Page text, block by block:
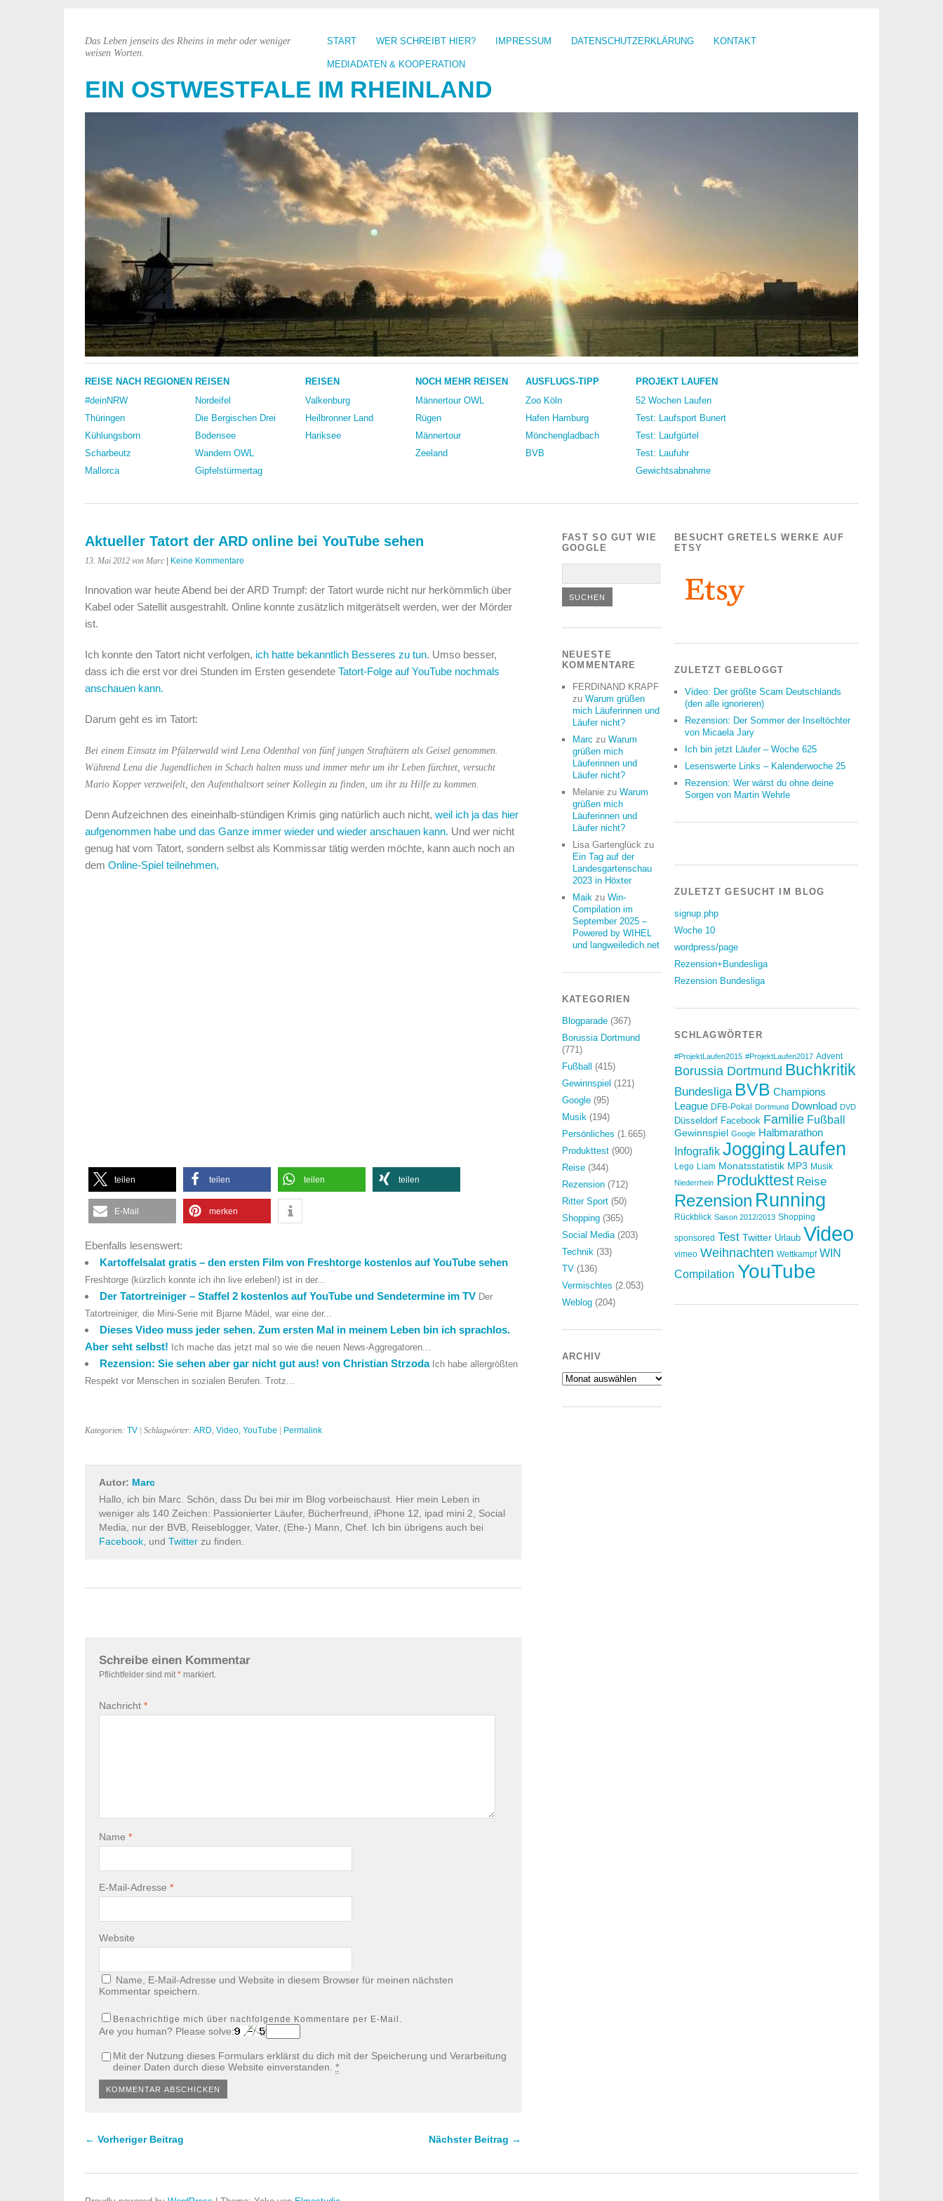
START WER SCHREIBT HIER? IMPRESSUM DATENSCHUTZERKLÄRUNG KONTAKT
MEDIADATEN & KOOPERATION
EIN OSTWESTFALE IM RHEINLAND
Das Leben jenseits des Rheins in mehr oder weniger
weisen Worten.
REISE NACH REGIONEN
#deinNRW
Thüringen
Kühlungsborn
Scharbeutz
Mallorca
REISEN
Nordeifel
Die Bergischen Drei
Bodensee
Wandern OWL
Gipfelstürmertag
REISEN
Valkenburg
Heilbronner Land
Hariksee
NOCH MEHR REISEN
Männertour OWL
Rügen
Männertour
Zeeland
AUSFLUGS-TIPP
Zoo Köln
Hafen Hamburg
Mönchengladbach
BVB
PROJEKT LAUFEN
52 Wochen Laufen
Test: Laufsport Bunert
Test: Laufgürtel
Test: Laufuhr
Gewichtsabnahme
Aktueller Tatort der ARD online bei YouTube sehen
13. Mai 2012 von Marc | Keine Kommentare
Innovation war heute Abend bei der ARD Trumpf: der Tatort wurde nicht nur herkömmlich über
Kabel oder Satellit ausgestrahlt. Online konnte zusätzlich mitgerätselt werden, wer der Mörder
ist.
Ich konnte den Tatort nicht verfolgen, ich hatte bekanntlich Besseres zu tun. Umso besser,
dass ich die erst vor drei Stunden im Ersten gesendete Tatort-Folge auf YouTube nochmals
anschauen kann.
Darum geht es im Tatort:
Bei einem Einsatz im Pfälzerwald wird Lena Odenthal von fünf jungen Straftätern als Geisel genommen.
Während Lena die Jugendlichen in Schach halten muss und immer mehr um ihr Leben fürchtet, versucht
Mario Kopper verzweifelt, den Aufenthaltsort seiner Kollegin zu finden, um ihr zu Hilfe zu kommen.
Denn Aufzeichnen des eineinhalb-stündigen Krimis ging natürlich auch nicht, weil ich ja das hier
aufgenommen habe und das Ganze immer wieder und wieder anschauen kann. Und wer nicht
genug hat vom Tatort, sondern selbst als Kommissar tätig werden möchte, kann auch noch an
dem Online-Spiel teilnehmen,
teilen teilen teilen teilen
E-Mail merken
Ebenfalls lesenswert:
Kartoffelsalat gratis – den ersten Film von Freshtorge kostenlos auf YouTube sehen
Freshtorge (kürzlich konnte ich ihn live erleben!) ist in der...
Der Tatortreiniger – Staffel 2 kostenlos auf YouTube und Sendetermine im TV Der
Tatortreiniger, die Mini-Serie mit Bjarne Mädel, war eine der...
Dieses Video muss jeder sehen. Zum ersten Mal in meinem Leben bin ich sprachlos.
Aber seht selbst!
Ich mache das jetzt mal so wie die neuen News-Aggregatoren...
Rezension: Sie sehen aber gar nicht gut aus! von Christian Strzoda Ich habe allergrößten
Respekt vor Menschen in sozialen Berufen. Trotz...
Kategorien: TV | Schlagwörter: ARD, Video, YouTube Permalink
Autor: Marc
Hallo, ich bin Marc. Schön, dass Du bei mir im Blog vorbeischaust. Hier mein Leben in
weniger als 140 Zeichen: Passionierter Läufer, Bücherfreund, iPhone 12, ipad mini 2, Social
Media, nur der BVB, Reiseblogger, Vater, (Ehe-) Mann, Chef. Ich bin übrigens auch bei
Facebook, und Twitter zu finden.
Schreibe einen Kommentar
Pflichtfelder sind mit * markiert.
Nachricht *
Name *
E-Mail-Adresse *
Website
Name, E-Mail-Adresse und Website in diesem Browser für meinen nächsten
Kommentar speichern.
Benachrichtige mich über nachfolgende Kommentare per E-Mail.
Are you human? Please solve:
Mit der Nutzung dieses Formulars erklärst du dich mit der Speicherung und Verarbeitung
deiner Daten durch diese Website einverstanden. *
← Vorheriger Beitrag Nächster Beitrag →
FAST SO GUT WIE
GOOGLE
NEUESTE
KOMMENTARE
FERDINAND KRAPF
zu Warum grüßen
mich Läuferinnen und
Läufer nicht?
Marc zu Warum
grüßen mich
Läuferinnen und
Läufer nicht?
Melaniezu Warum
grüßen mich
Läuferinnen und
Läufer nicht?
Lisa Gartenglück zu
Ein Tag auf der
Landesgartenschau
2023 in Höxter
Maik zu Win-
Compilation im
September 2025 –
Powered by WIHEL
und langweiledich.net
KATEGORIEN
Blogparade(367)
Borussia Dortmund
(771)
Fußball
(415)
Gewinnspiel (121)
Google(95)
Musik (194)
Persönliches (1.665)
Produkttest(900)
Reise(344)
Rezension(712)
Ritter Sport(50)
Shopping(365)
Social Media(203)
Technik (33)
TV(136)
Vermischtes (2.053)
Weblog(204)
ARCHIV
Archiv
BESUCHT GRETELS WERKE AUF
ETSY
ZULETZT GEBLOGGT
Video: Der größte Scam Deutschlands
(den alle ignorieren)
Rezension: Der Sommer der Inseltöchter
von Micaela Jary
Ich bin jetzt Läufer – Woche 625
Lesenswerte Links – Kalenderwoche 25
Rezension: Wer wärst du ohne deine
Sorgen von Martin Wehrle
ZULETZT GESUCHT IM BLOG
signup.php
Woche 10
wordpress/page
Rezension+Bundesliga
Rezension Bundesliga
SCHLAGWÖRTER
#ProjektLaufen2015 #ProjektLaufen2017 Advent
Borussia Dortmund Buchkritik
Bundesliga BVB Champions
League DFB-Pokal Dortmund Download DVD
Düsseldorf Facebook Familie Fußball
Gewinnspiel Google Halbmarathon
Infografik Jogging Laufen
Lego Liam Monatsstatistik MP3 Musik
Niederrhein Produkttest Reise
Rezension Running
Rückblick Saison 2012/2013 Shopping
sponsored Test Twitter Urlaub Video
vimeo Weihnachten Wettkampf WIN
Compilation YouTube